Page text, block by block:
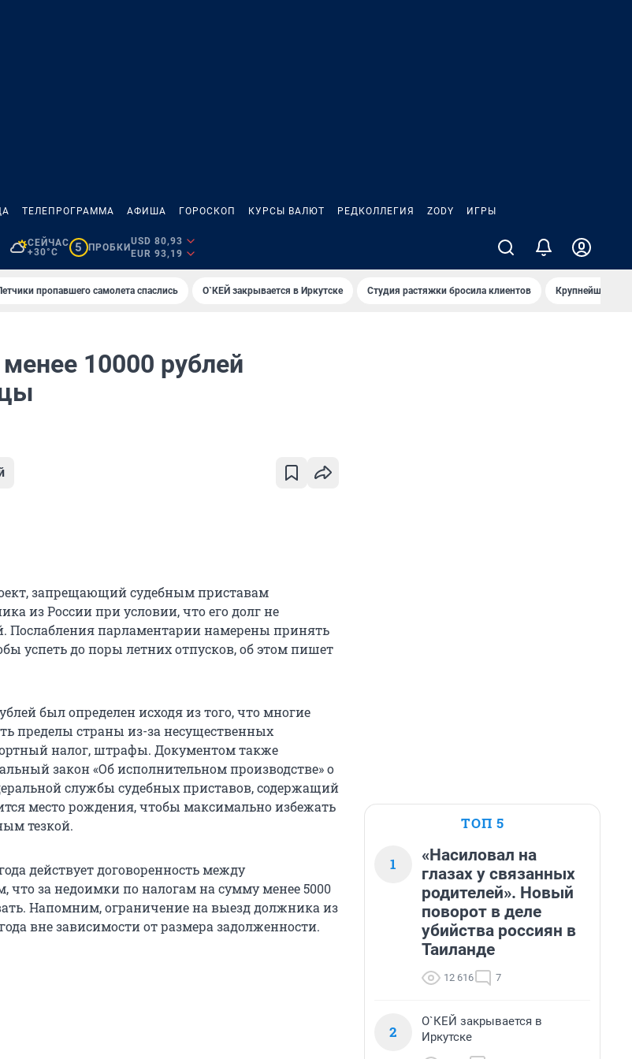
ТЕЛЕПРОГРАММА АФИША ГОРОСКОП КУРСЫ ВАЛЮТ РЕДКОЛЛЕГИЯ ZODY ИГРЫ
СЕЙЧАС
+30°C
5 ПРОБКИ
USD 80,93
EUR 93,19
пропавшего самолета спаслись О`КЕЙ закрывается в Иркутске Студия растяжки бросила клиентов Крупнейшие
10000 рублей
запрещающий судебным приставам
из России при условии, что его долг не
Послабления парламентарии намерены принять
успеть до поры летних отпусков, об этом пишет
был определен исходя из того, что многие
пределы страны из-за несущественных
налог, штрафы. Документом также
закон «Об исполнительном производстве» о
службы судебных приставов, содержащий
место рождения, чтобы максимально избежать
тезкой.
действует договоренность между
за недоимки по налогам на сумму менее 5000
Напомним, ограничение на выезд должника из
вне зависимости от размера задолженности.
ТОП 5
1
«Насиловал на
глазах у связанных
родителей». Новый
поворот в деле
убийства россиян в
Таиланде
12 616 7
2
О`КЕЙ закрывается в
Иркутске